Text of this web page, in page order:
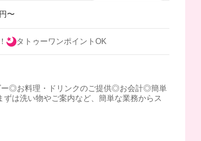
〜
タトゥーワンポイントOK
ー◎お料理・ドリンクのご提供◎お会計◎簡単
は洗い物やご案内など、簡単な業務からス